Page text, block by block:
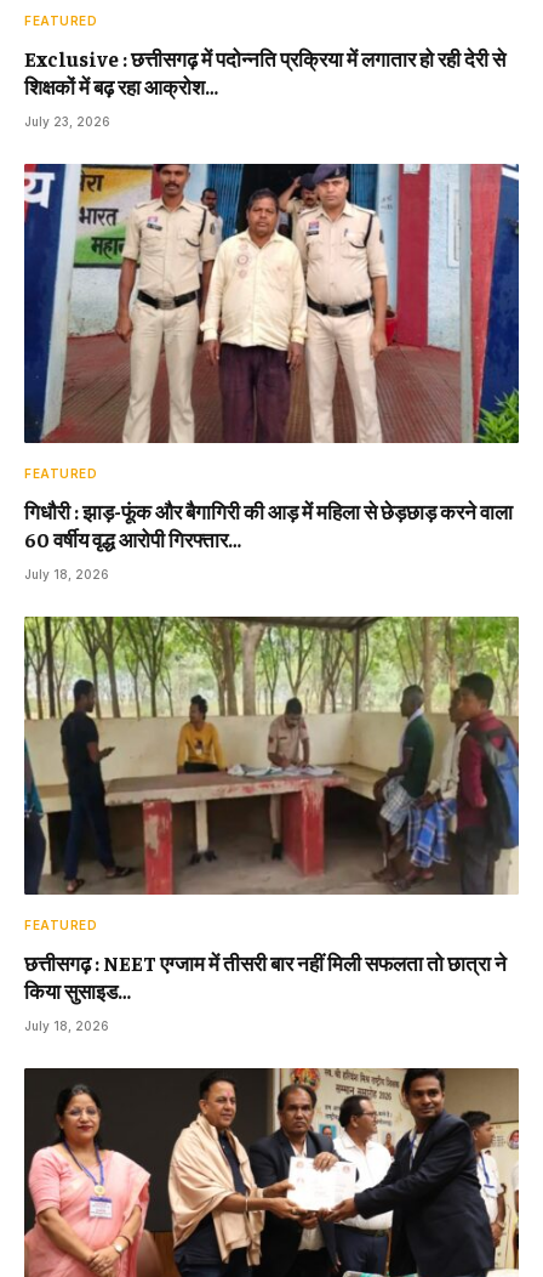
FEATURED
Exclusive : छत्तीसगढ़ में पदोन्नति प्रक्रिया में लगातार हो रही देरी से
शिक्षकों में बढ़ रहा आक्रोश…
July 23, 2026
FEATURED
गिधौरी : झाड़-फूंक और बैगागिरी की आड़ में महिला से छेड़छाड़ करने वाला
60 वर्षीय वृद्ध आरोपी गिरफ्तार…
July 18, 2026
FEATURED
छत्तीसगढ़ : NEET एग्जाम में तीसरी बार नहीं मिली सफलता तो छात्रा ने
किया सुसाइड…
July 18, 2026